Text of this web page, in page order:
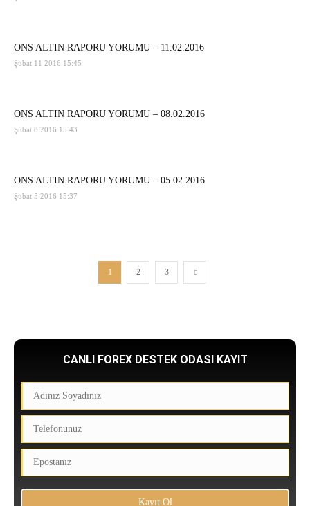
ONS ALTIN RAPORU YORUMU – 11.02.2016
Şubat 11 2016 15:45
ONS ALTIN RAPORU YORUMU – 08.02.2016
Şubat 8 2016 15:43
ONS ALTIN RAPORU YORUMU – 05.02.2016
Şubat 5 2016 15:37
1 2 3
CANLI FOREX DESTEK ODASI KAYIT